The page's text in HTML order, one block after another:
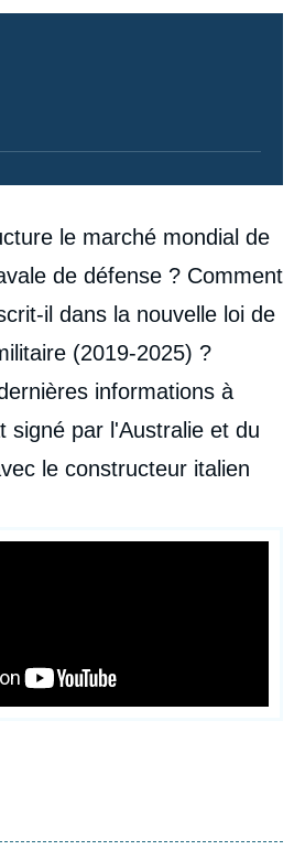
le marché mondial de
de défense ? Comment
il dans la nouvelle loi de
(2019-2025) ?
informations à
signé par l'Australie et du
le constructeur italien